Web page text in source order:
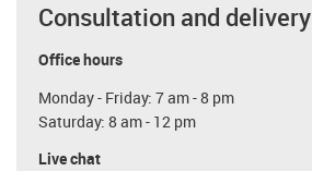
Consultation and delivery
Office hours
Monday - Friday: 7 am - 8 pm
Saturday: 8 am - 12 pm
Live chat